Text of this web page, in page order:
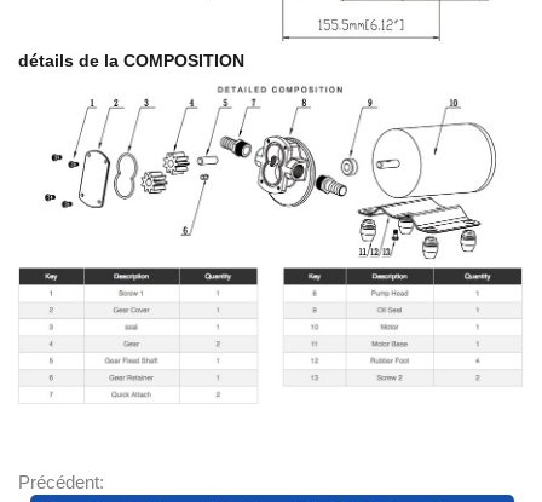
détails de la COMPOSITION
Précédent: